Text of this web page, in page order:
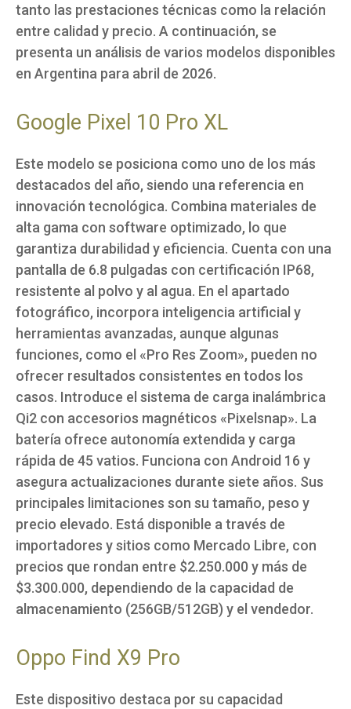
tanto las prestaciones técnicas como la relación
entre calidad y precio. A continuación, se
presenta un análisis de varios modelos disponibles
en Argentina para abril de 2026.
Google Pixel 10 Pro XL
Este modelo se posiciona como uno de los más
destacados del año, siendo una referencia en
innovación tecnológica. Combina materiales de
alta gama con software optimizado, lo que
garantiza durabilidad y eficiencia. Cuenta con una
pantalla de 6.8 pulgadas con certificación IP68,
resistente al polvo y al agua. En el apartado
fotográfico, incorpora inteligencia artificial y
herramientas avanzadas, aunque algunas
funciones, como el «Pro Res Zoom», pueden no
ofrecer resultados consistentes en todos los
casos. Introduce el sistema de carga inalámbrica
Qi2 con accesorios magnéticos «Pixelsnap». La
batería ofrece autonomía extendida y carga
rápida de 45 vatios. Funciona con Android 16 y
asegura actualizaciones durante siete años. Sus
principales limitaciones son su tamaño, peso y
precio elevado. Está disponible a través de
importadores y sitios como Mercado Libre, con
precios que rondan entre $2.250.000 y más de
$3.300.000, dependiendo de la capacidad de
almacenamiento (256GB/512GB) y el vendedor.
Oppo Find X9 Pro
Este dispositivo destaca por su capacidad